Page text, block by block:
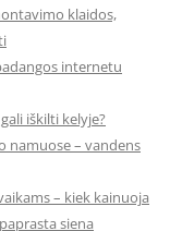
klaidos,
internetu
iškilti kelyje?
namuose – vandens
– kiek kainuoja
siena